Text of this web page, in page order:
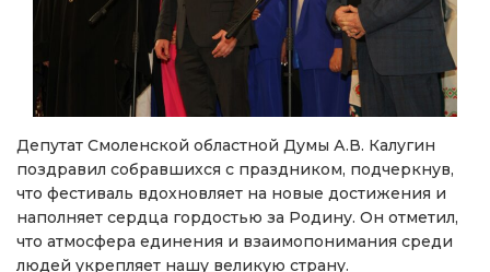
Депутат Смоленской областной Думы А.В. Калугин
поздравил собравшихся с праздником, подчеркнув,
что фестиваль вдохновляет на новые достижения и
наполняет сердца гордостью за Родину. Он отметил,
что атмосфера единения и взаимопонимания среди
людей укрепляет нашу великую страну.